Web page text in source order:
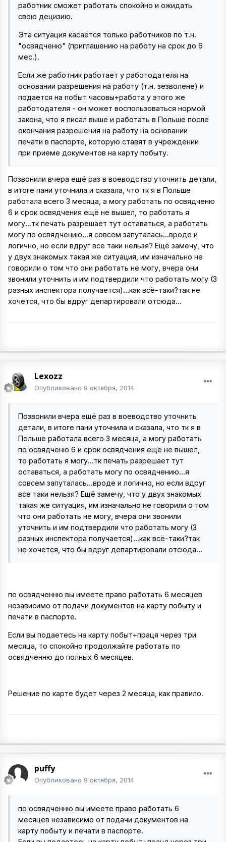
работник сможет работать спокойно и ожидать
свою децизию.
Эта ситуация касается только работников по т.н.
"освядченю" (приглашению на работу на срок до 6
мес.).
Если же работник работает у работодателя на
основании разрешения на работу (т.н. зезволене) и
подается на побыт часовы+работа у этого же
работодателя - он может воспользоваться нормой
закона, что я писал выше и работать в Польше после
окончания разрешения на работу на основании
печати в паспорте, которую ставят в учреждении
при приеме документов на карту побыту.
Позвонили вчера ещё раз в воеводство уточнить детали,
в итоге пани уточнила и сказала, что тк я в Польше
работала всего 3 месяца, а могу работать по освядченю
6 и срок освядчения ещё не вышел, то работать я
могу...тк печать разрешает тут оставаться, а работать
могу по освядчению...я совсем запуталась...вроде и
логично, но если вдруг все таки нельзя? Ещё замечу, что
у двух знакомых такая же ситуация, им изначально не
говорили о том что они работать не могу, вчера они
звонили уточнить и им подтвердили что работать могу (3
разных инспектора получается)...как всё-таки?так не
хочется, что бы вдруг департировали отсюда...
Lexozz
Опубликовано 9 октября, 2014
Позвонили вчера ещё раз в воеводство уточнить
детали, в итоге пани уточнила и сказала, что тк я в
Польше работала всего 3 месяца, а могу работать
по освядченю 6 и срок освядчения ещё не вышел,
то работать я могу...тк печать разрешает тут
оставаться, а работать могу по освядчению...я
совсем запуталась...вроде и логично, но если вдруг
все таки нельзя? Ещё замечу, что у двух знакомых
такая же ситуация, им изначально не говорили о том
что они работать не могу, вчера они звонили
уточнить и им подтвердили что работать могу (3
разных инспектора получается)...как всё-таки?так
не хочется, что бы вдруг департировали отсюда...
по освядченню вы имеете право работать 6 месяцев
независимо от подачи документов на карту побыту и
печати в паспорте.
Если вы подаетесь на карту побыт+праця через три
месяца, то спокойно продолжайте работать по
освядченню до полных 6 месяцев.
Решение по карте будет через 2 месяца, как правило.
puffy
Опубликовано 9 октября, 2014
по освядченню вы имеете право работать 6
месяцев независимо от подачи документов на
карту побыту и печати в паспорте.